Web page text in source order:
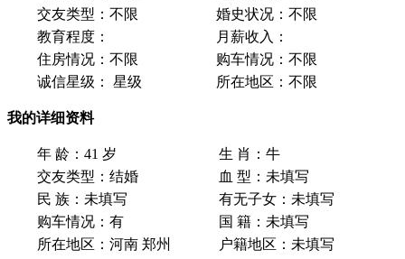
交友类型： 不限 婚史状况： 不限
教育程度：
月薪收入：
住房情况： 不限 购车情况： 不限
诚信星级： 星级 所在地区： 不限
我的详细资料
年 龄： 41 岁 生 肖： 牛
交友类型： 结婚 血 型： 未填写
民 族： 未填写 有无子女： 未填写
购车情况： 有 国 籍： 未填写
所在地区： 河南 郑州 户籍地区： 未填写